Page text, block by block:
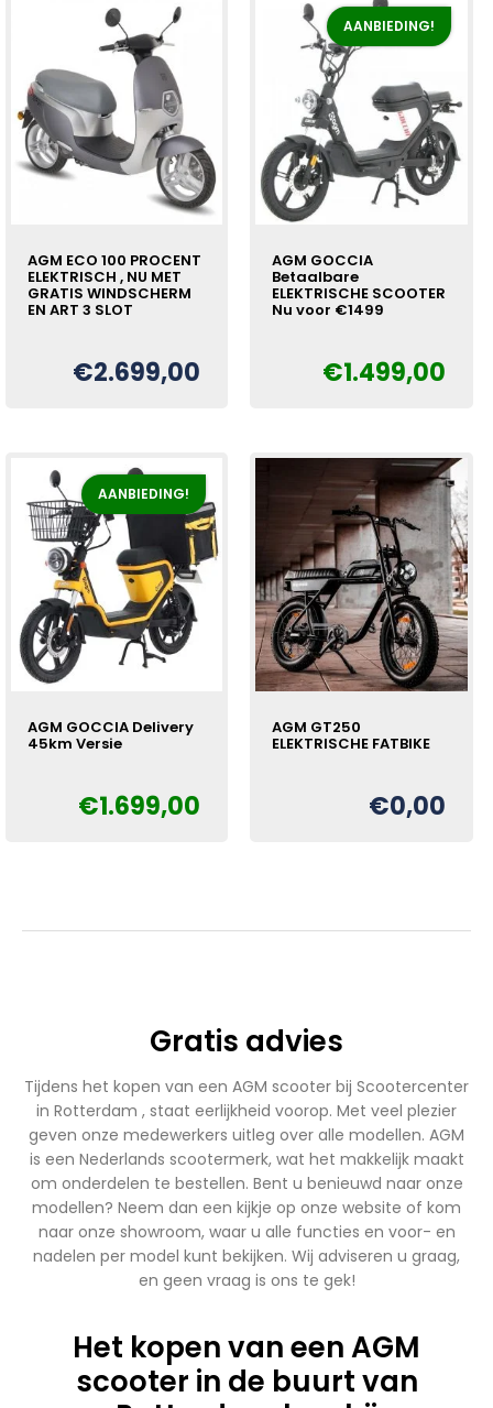
AGM ECO 100 PROCENT
ELEKTRISCH , NU MET
GRATIS WINDSCHERM
EN ART 3 SLOT
€2.699,00
AANBIEDING!
AGM GOCCIA
Betaalbare
ELEKTRISCHE SCOOTER
Nu voor €1499
Oorspronkelijke
€1.499,00
Huidige
AANBIEDING!
AGM GOCCIA Delivery
45km Versie
Oorspronkelijke
€1.699,00
Huidige
AGM GT250
ELEKTRISCHE FATBIKE
€0,00
Gratis advies
Tijdens het kopen van een AGM scooter bij Scootercenter
in Rotterdam , staat eerlijkheid voorop. Met veel plezier
geven onze medewerkers uitleg over alle modellen. AGM
is een Nederlands scootermerk, wat het makkelijk maakt
om onderdelen te bestellen. Bent u benieuwd naar onze
modellen? Neem dan een kijkje op onze website of kom
naar onze showroom, waar u alle functies en voor- en
nadelen per model kunt bekijken. Wij adviseren u graag,
en geen vraag is ons te gek!
Het kopen van een AGM
scooter in de buurt van